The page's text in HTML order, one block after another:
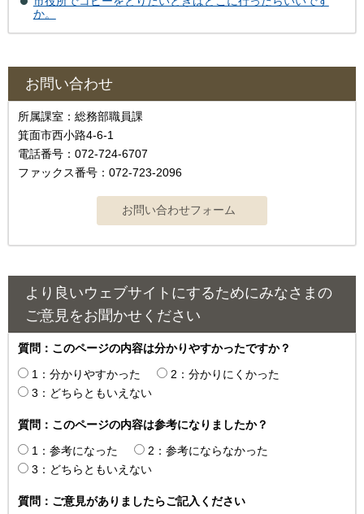
か。
お問い合わせ
所属課室：総務部職員課
箕面市西小路4‐6‐1
電話番号：072-724-6707
ファックス番号：072-723-2096
より良いウェブサイトにするためにみなさまの
ご意見をお聞かせください
質問：このページの内容は分かりやすかったですか？
1：分かりやすかった
2：分かりにくかった
3：どちらともいえない
質問：このページの内容は参考になりましたか？
1：参考になった
2：参考にならなかった
3：どちらともいえない
質問：ご意見がありましたらご記入ください